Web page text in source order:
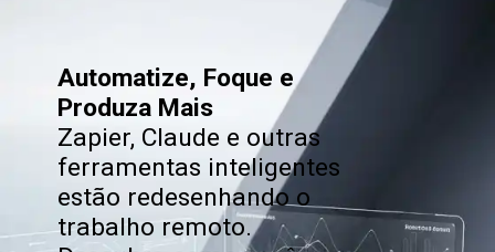
Automatize, Foque e
Produza Mais
Zapier, Claude e outras
ferramentas inteligentes
estão redesenhando o
trabalho remoto.